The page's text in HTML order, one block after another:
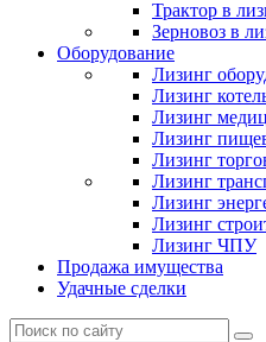
Трактор в
Зерновоз в
Оборудование
Лизинг
Лизинг
Лизинг
Лизинг
Лизинг
Лизинг
Лизинг
Лизинг
Лизинг ЧПУ
Продажа имущества
Удачные сделки